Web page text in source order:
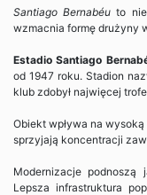
Santiago Bernabéu to
wzmacnia formę drużyny
Estadio Santiago
od 1947 roku. Stadion
klub zdobył najwięcej
Obiekt wpływa na
sprzyjają koncentracji
Modernizacje
Lepsza infrastruktura